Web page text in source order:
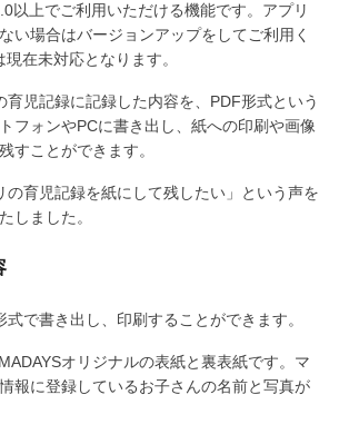
以上でご利用いただける機能です。アプリ
い場合はバージョンアップをしてご利用く
在未対応となります。
育児記録に記録した内容を、PDF形式という
フォンやPCに書き出し、紙への印刷や画像
すことができます。
の育児記録を紙にして残したい」という声を
しました。
で書き出し、印刷することができます。
オリジナルの表紙と裏表紙です。マ
報に登録しているお子さんの名前と写真が